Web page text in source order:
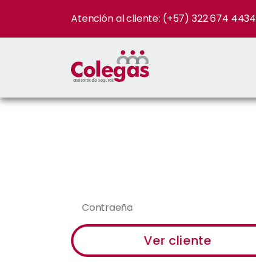
Atención al cliente: (+57) 322 674 4434